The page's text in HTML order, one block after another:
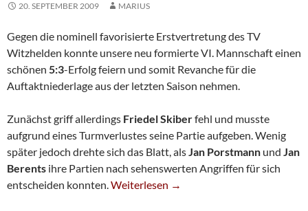
20. SEPTEMBER 2009 MARIUS
Gegen die nominell favorisierte Erstvertretung des TV
Witzhelden konnte unsere neu formierte VI. Mannschaft einen
schönen 5:3-Erfolg feiern und somit Revanche für die
Auftaktniederlage aus der letzten Saison nehmen.
Zunächst griff allerdings Friedel Skiberfehl und musste
aufgrund eines Turmverlustes seine Partie aufgeben. Wenig
später jedoch drehte sich das Blatt, alsJan Porstmann und Jan
Berents ihre Partien nach sehenswerten Angriffen für sich
entscheiden konnten.Sechste Besiegt Witzhelden
Weiterlesen →